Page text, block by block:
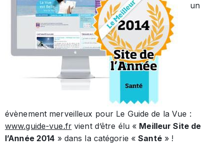
un
évènement merveilleux pour Le Guide de la Vue :
www.guide-vue.frvient d‘être élu « Meilleur Site de
l’Année 2014 » dans la catégorie «Santé» !